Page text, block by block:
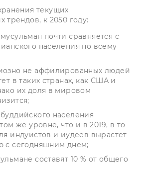
текущих
трендов, к 2050 году:
почти сравняется с
населения по всему
не аффилированных людей
в таких странах, как США и
их доля в мировом
населения
же уровне, что и в 2019, в то
индуистов и иудеев вырастет
с сегодняшним днем;
составят 10 % от общего